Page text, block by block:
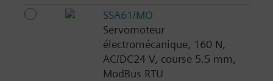
SSA61/MO
Servomoteur
électromécanique, 160 N,
AC/DC24 V, course 5.5 mm,
ModBus RTU